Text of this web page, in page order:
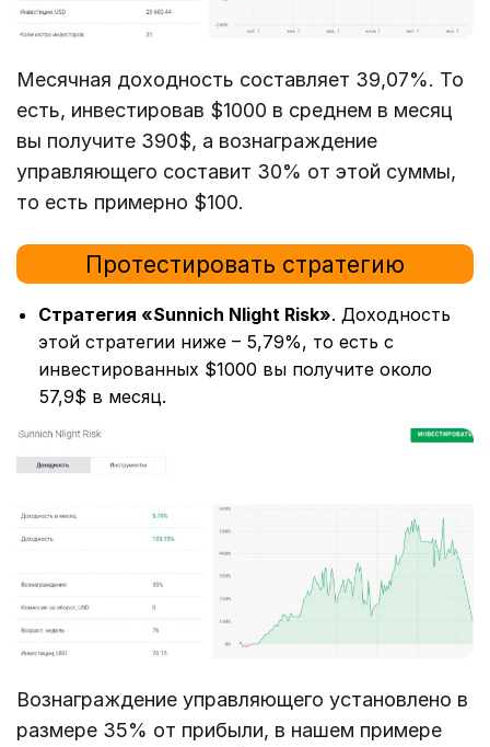
Месячная доходность составляет 39,07%. То
есть, инвестировав $1000 в среднем в месяц
вы получите 390$, а вознаграждение
управляющего составит 30% от этой суммы,
то есть примерно $100.
Протестировать стратегию
Стратегия «Sunnich Nlight Risk». Доходность
этой стратегии ниже – 5,79%, то есть с
инвестированных $1000 вы получите около
57,9$ в месяц.
Вознаграждение управляющего установлено в
размере 35% от прибыли, в нашем примере